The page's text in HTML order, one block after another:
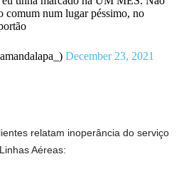
comum num lugar péssimo, no
December 23, 2021
relatam inoperância do serviço
Aéreas: